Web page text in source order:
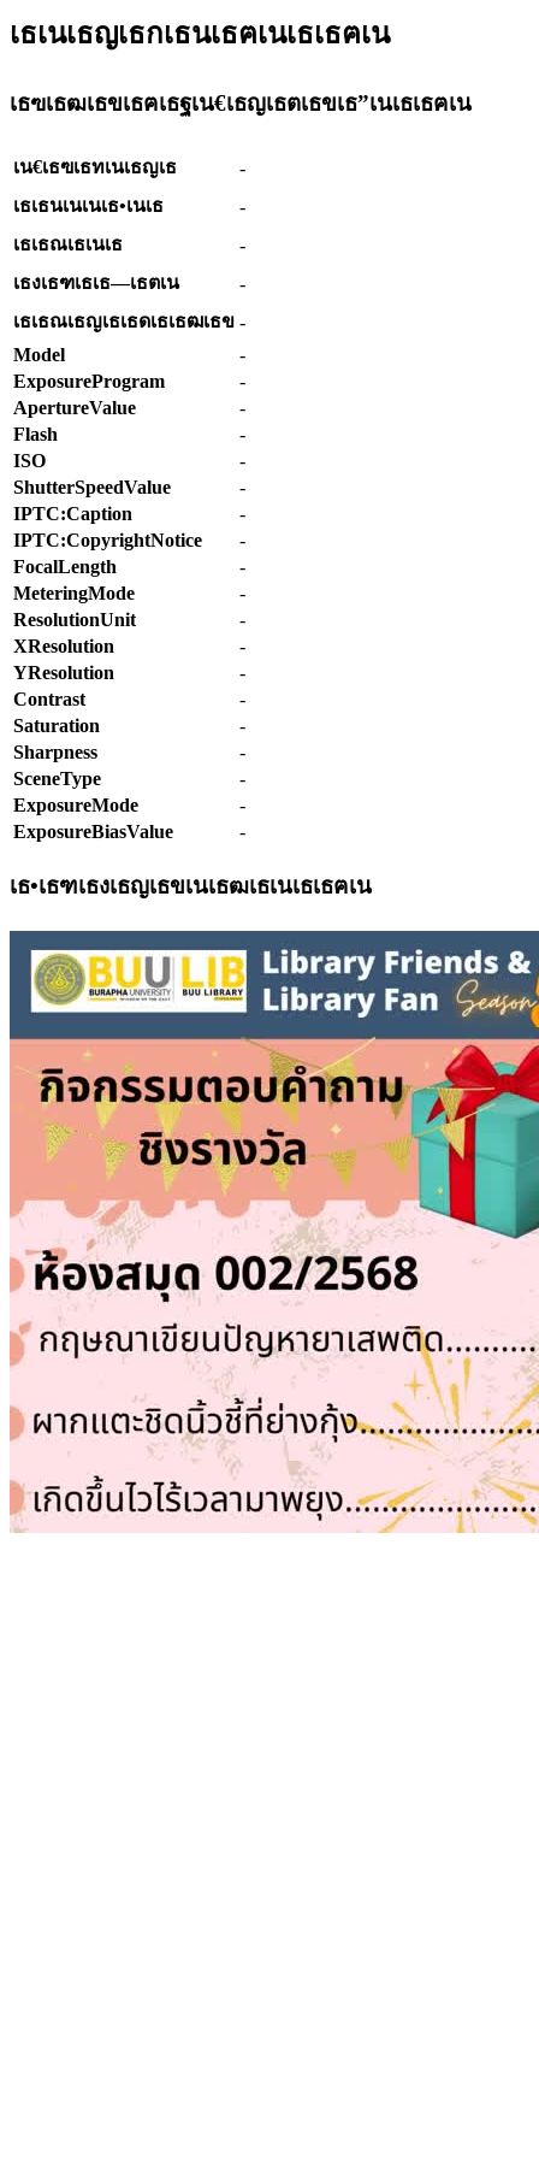
เธเนเธญเธกเธนเธฅเนเธเธฅเน
เธฃเธฒเธขเธฅเธฐเน€เธญเธตเธขเธ”เนเธเธฅเน
เน€เธฃเธทเนเธญเธ
-
เธเธนเนเนเธ•เนเธ
-
เธเธณเธเนเธ
-
เธงเธฑเธเธ—เธตเน
-
เธเธณเธญเธเธดเธเธฒเธข -
Model
-
ExposureProgram
-
ApertureValue
-
Flash
-
ISO
-
ShutterSpeedValue
-
IPTC:Caption
-
IPTC:CopyrightNotice
-
FocalLength
-
MeteringMode
-
ResolutionUnit
-
XResolution
-
YResolution
-
Contrast
-
Saturation
-
Sharpness
-
SceneType
-
ExposureMode
-
ExposureBiasValue
-
เธ•เธฑเธงเธญเธขเนเธฒเธเนเธเธฅเน